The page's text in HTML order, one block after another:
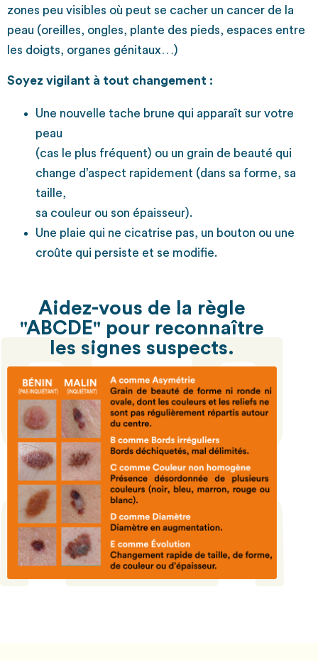
zones peu visibles où peut se cacher un cancer de la
peau (oreilles, ongles, plante des pieds, espaces entre
les doigts, organes génitaux…)
Soyez vigilant à tout changement :
Une nouvelle tache brune qui apparaît sur votre
peau
(cas le plus fréquent) ou un grain de beauté qui
change d’aspect rapidement (dans sa forme, sa
taille,
sa couleur ou son épaisseur).
Une plaie qui ne cicatrise pas, un bouton ou une
croûte qui persiste et se modifie.
Aidez-vous de la règle
"ABCDE" pour reconnaître
les signes suspects.